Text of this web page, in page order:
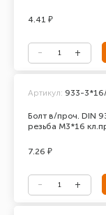
4.41 ₽
Болт в/проч. DIN
резьба М3*16
Артикул: 933-
7.26 ₽